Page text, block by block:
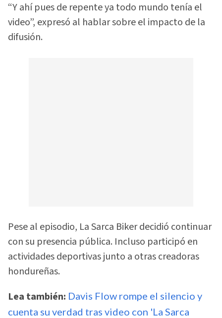
“Y ahí pues de repente ya todo mundo tenía el
video”, expresó al hablar sobre el impacto de la
difusión.
Pese al episodio, La Sarca Biker decidió continuar
con su presencia pública. Incluso participó en
actividades deportivas junto a otras creadoras
hondureñas.
Lea también: Davis Flow rompe el silencio y
cuenta su verdad tras video con 'La Sarca